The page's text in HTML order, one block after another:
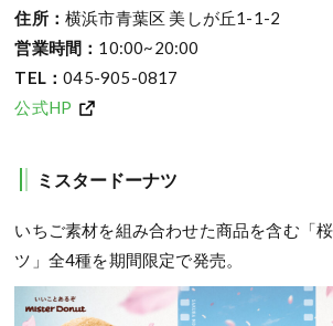
住所：横浜市青葉区 美しが丘1-1-2
営業時間： 10:00~20:00
TEL：045-905-0817
公式HP
ミスタードーナツ
いちご素材を組み合わせた商品を含む「
ツ」全4種を期間限定で発売。